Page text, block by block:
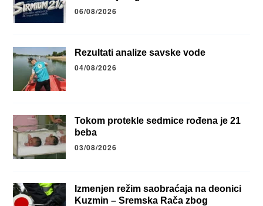
06/08/2026
Rezultati analize savske vode
04/08/2026
Tokom protekle sedmice rođena je 21
beba
03/08/2026
Izmenjen režim saobraćaja na deonici
Kuzmin – Sremska Rača zbog